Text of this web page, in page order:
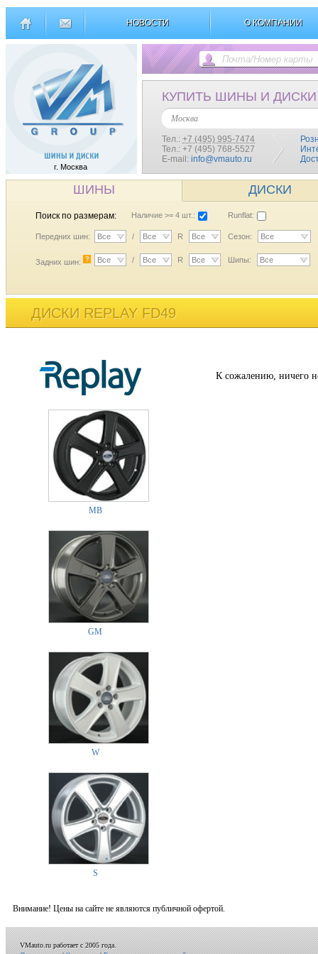
НОВОСТИ О КОМПАНИИ
г. Москва
КУПИТЬ ШИНЫ И ДИСКИ
Москва
Тел.: +7 (495) 995-7474
Тел.: +7 (495) 768-5527
E-mail: info@vmauto.ru
ШИНЫ ДИСКИ
Поиск по размерам: Наличие >= 4 шт.: Runflat:
Передних шин: Все / Все R Все Сезон: Все
Задних шин: ? Все / Все R Все Шипы: Все
ДИСКИ REPLAY FD49
MB
GM
W
S
К сожалению, ничего
Внимание! Цены на сайте не являются публичной офертой.
VMauto.ru работает с 2005 года.